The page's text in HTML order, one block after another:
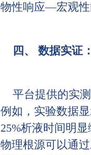
物性响应—宏观性
四、 数据实证
平台提供的实
例如，实验数据
25%析液时间明
物理根源可以通